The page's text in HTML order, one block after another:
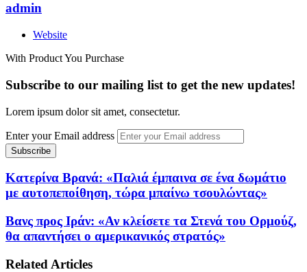
admin
Website
With Product You Purchase
Subscribe to our mailing list to get the new updates!
Lorem ipsum dolor sit amet, consectetur.
Enter your Email address
Κατερίνα Βρανά: «Παλιά έμπαινα σε ένα δωμάτιο
με αυτοπεποίθηση, τώρα μπαίνω τσουλώντας»
Βανς προς Ιράν: «Αν κλείσετε τα Στενά του Ορμούζ,
θα απαντήσει ο αμερικανικός στρατός»
Related Articles